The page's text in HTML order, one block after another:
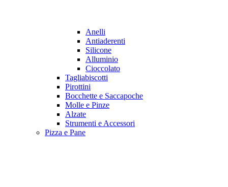
Anelli
Antiaderenti
Silicone
Alluminio
Cioccolato
Tagliabiscotti
Pirottini
Bocchette e Saccapoche
Molle e Pinze
Alzate
Strumenti e Accessori
Pizza e Pane